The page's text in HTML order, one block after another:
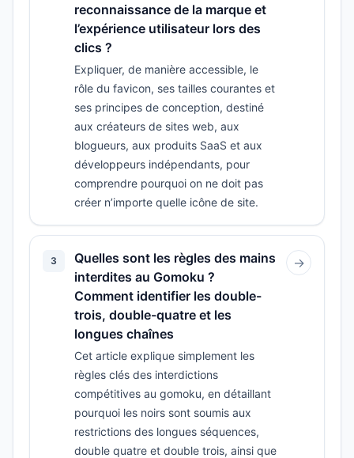
reconnaissance de la marque et
l’expérience utilisateur lors des
clics ?
Expliquer, de manière accessible, le
rôle du favicon, ses tailles courantes et
ses principes de conception, destiné
aux créateurs de sites web, aux
blogueurs, aux produits SaaS et aux
développeurs indépendants, pour
comprendre pourquoi on ne doit pas
créer n’importe quelle icône de site.
3
Quelles sont les règles des mains
interdites au Gomoku ?
Comment identifier les double-
trois, double-quatre et les
longues chaînes
Cet article explique simplement les
règles clés des interdictions
compétitives au gomoku, en détaillant
pourquoi les noirs sont soumis aux
restrictions des longues séquences,
double quatre et double trois, ainsi que
→